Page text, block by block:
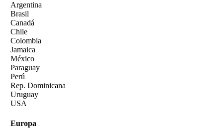
Argentina
Brasil
Canadá
Chile
Colombia
Jamaica
México
Paraguay
Perú
Rep. Dominicana
Uruguay
USA
Europa